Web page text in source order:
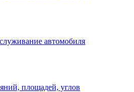
автомобиля
площадей, углов